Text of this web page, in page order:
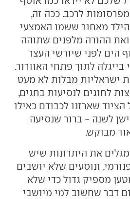
לרכב. ככה זה,
מאחור ששמו האמצעי
ההורה מלפנים שתוהה
הים לפני שיורשי העצר
בייגלה לתוך פתחי האוורור.
ישראליות מבלות לא מעט
לחוגים לנסיעות בחגים,
שארזנו לכבודם כאילו
לשנה - ברור שנסיעה
מבוקש.
מגלים את היתרונות שיש
ונוסעים שלא יושבים
מספיק גדול כדי שלא
דבר שחשוב למי מיושבי